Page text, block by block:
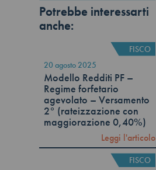
Potrebbe interessarti
anche:
FISCO
20 agosto 2025
Modello Redditi PF –
Regime forfetario
agevolato – Versamento
2° (rateizzazione con
maggiorazione 0,40%)
Leggi l'articolo
FISCO